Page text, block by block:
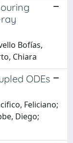
Bofías,
Chiara
ODEs
Feliciano;
Diego;